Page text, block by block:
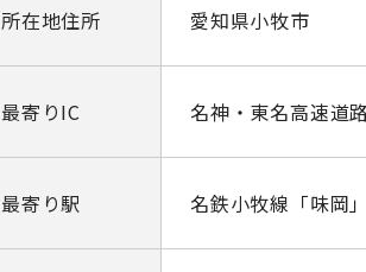
所在地住所 愛知県小牧市
最寄りIC 名神・東名高速道
最寄り駅 名鉄小牧線「味岡